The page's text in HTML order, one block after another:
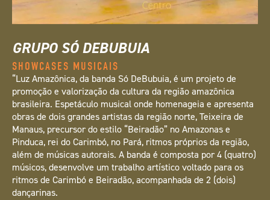
GRUPO SÓ DEBUBUIA
SHOWCASES MUSICAIS
“Luz Amazônica, da banda Só DeBubuia, é um projeto de
promoção e valorização da cultura da região amazônica
brasileira. Espetáculo musical onde homenageia e apresenta
obras de dois grandes artistas da região norte, Teixeira de
Manaus, precursor do estilo “Beiradão” no Amazonas e
Pinduca, rei do Carimbó, no Pará, ritmos próprios da região,
além de músicas autorais. A banda é composta por 4 (quatro)
músicos, desenvolve um trabalho artístico voltado para os
ritmos de Carimbó e Beiradão, acompanhada de 2 (dois)
dançarinas.